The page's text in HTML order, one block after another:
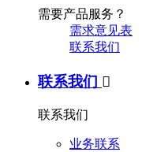
需要产品服务？
需求意见表
联系我们
联系我们 
联系我们
业务联系